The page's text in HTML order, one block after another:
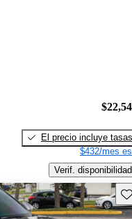
El precio incluye tasas
$432/mes
Verif. disponibilidad